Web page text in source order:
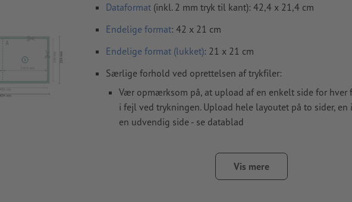
Dataformat (inkl. 2 mm tryk til kant): 42,4 x 21,4 cm
Endelige format: 42 x 21 cm
Endelige format (lukket): 21 x 21 cm
Særlige forhold ved oprettelsen af trykfiler:
Vær opmærksom på, at upload af en enkelt side for hver
i fejl ved trykningen. Upload hele layoutet på to sider, en
en udvendig side - se datablad
vi kan ikke altid tage hensyn til papirets fiberretning
Vis mere